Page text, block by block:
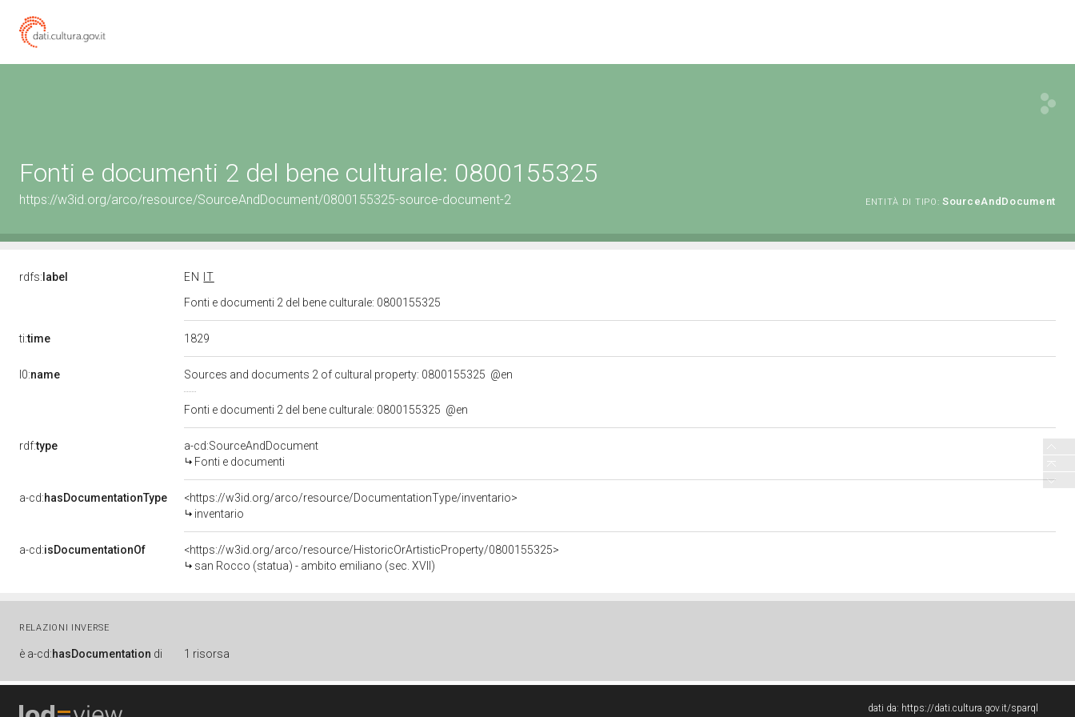
Fonti e documenti 2 del bene culturale: 0800155325
https://w3id.org/arco/resource/SourceAndDocument/0800155325-source-document-2 ENTITÀ DI TIPO: SourceAndDocument
rdfs: label EN
IT
Fonti e documenti 2 del bene culturale: 0800155325
ti:time 1829
l0:name Sources and documents 2 of cultural property: 0800155325 @en
Fonti e documenti 2 del bene culturale: 0800155325 @en
rdf:type
a-cd:SourceAndDocument
Fonti e documenti
a-cd:hasDocumentationType
<https://w3id.org/arco/resource/DocumentationType/inventario>
inventario
a-cd:isDocumentationOf
<https://w3id.org/arco/resource/HistoricOrArtisticProperty/0800155325>
san Rocco (statua) - ambito emiliano (sec. XVII)
RELAZIONI INVERSE
è a-cd:hasDocumentation di 1 risorsa
dati da: https://dati.cultura.gov.it/sparql